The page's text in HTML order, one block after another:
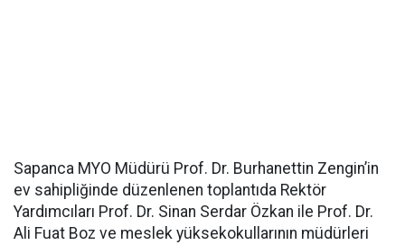
Sapanca MYO Müdürü Prof. Dr. Burhanettin Zengin’in
ev sahipliğinde düzenlenen toplantıda Rektör
Yardımcıları Prof. Dr. Sinan Serdar Özkan ile Prof. Dr.
Ali Fuat Boz ve meslek yüksekokullarının müdürleri